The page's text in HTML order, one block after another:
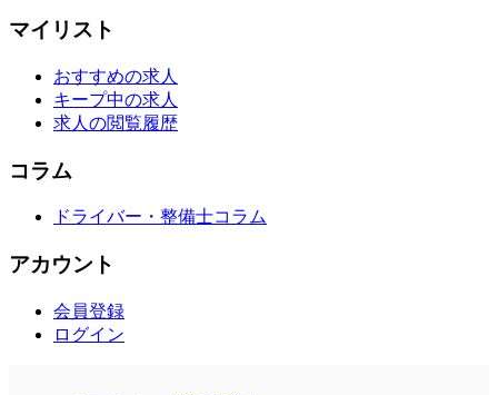
マイリスト
おすすめの求人
キープ中の求人
求人の閲覧履歴
コラム
ドライバー・整備士コラム
アカウント
会員登録
ログイン